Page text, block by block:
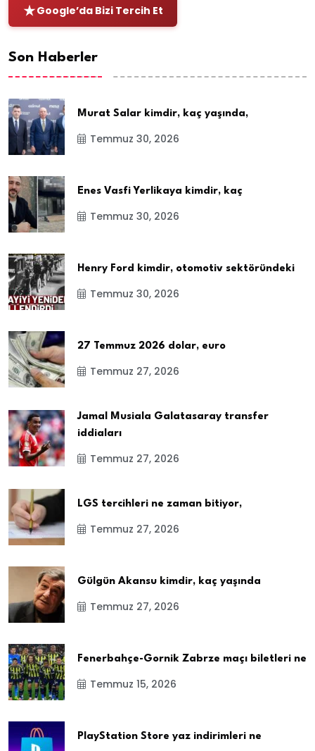
Google’da Bizi Tercih Et
Son Haberler
Murat Salar kimdir, kaç yaşında,
Temmuz 30, 2026
Enes Vasfi Yerlikaya kimdir, kaç
Temmuz 30, 2026
Henry Ford kimdir, otomotiv sektöründeki
Temmuz 30, 2026
27 Temmuz 2026 dolar, euro
Temmuz 27, 2026
Jamal Musiala Galatasaray transfer
iddiaları
Temmuz 27, 2026
LGS tercihleri ne zaman bitiyor,
Temmuz 27, 2026
Gülgün Akansu kimdir, kaç yaşında
Temmuz 27, 2026
Fenerbahçe-Gornik Zabrze maçı biletleri ne
Temmuz 15, 2026
PlayStation Store yaz indirimleri ne